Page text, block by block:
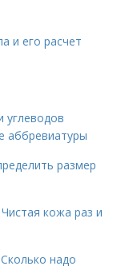
и его расчет
углеводов
аббревиатуры
размер
кожа раз и
надо